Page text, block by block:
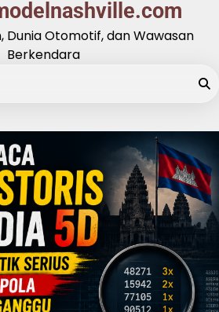
Dunia Otomotif, dan Wawasan
Berkendara